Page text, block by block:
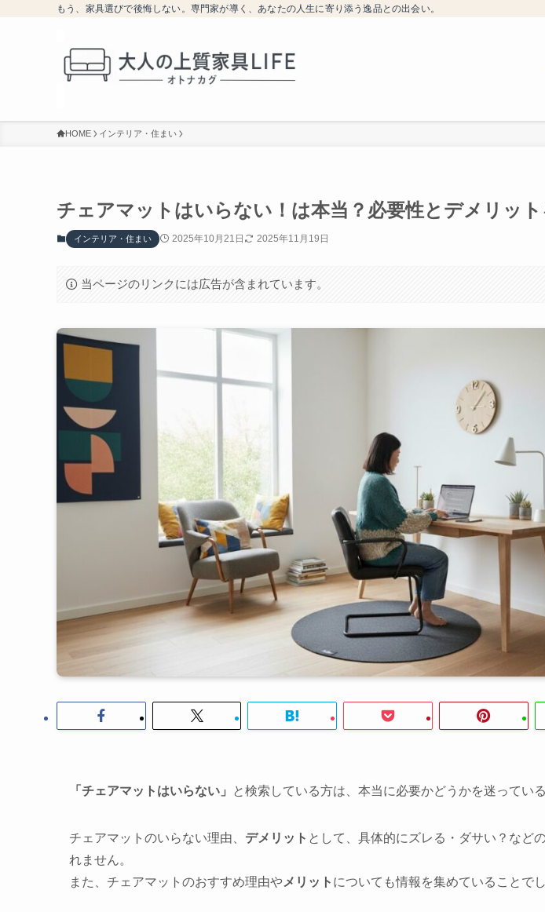
もう、家具選びで後悔しない。専門家が導く、あなたの人生に寄り添う逸品との出会い。
HOME インテリア・住まい
チェアマットはいらない！は本当？必要性とデメリッ
インテリア・住まい 2025年10月21日 2025年11月19日
当ページのリンクには広告が含まれています。
「チェアマットはいらない」 と検索している方は、本当に必要かどうかを迷ってい
チェアマットのいらない理由、 デメリット として、具体的にズレる・ダサい？など
れません。
また、チェアマットのおすすめ理由やメリット についても情報を集めていることでし